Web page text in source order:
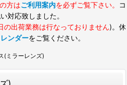
方はご利用案内を必ずご覧下さい。
コ
対応致しました。
の出荷業務は行なっておりません)。休
ンダーをご覧ください。
(ミラーレンズ)